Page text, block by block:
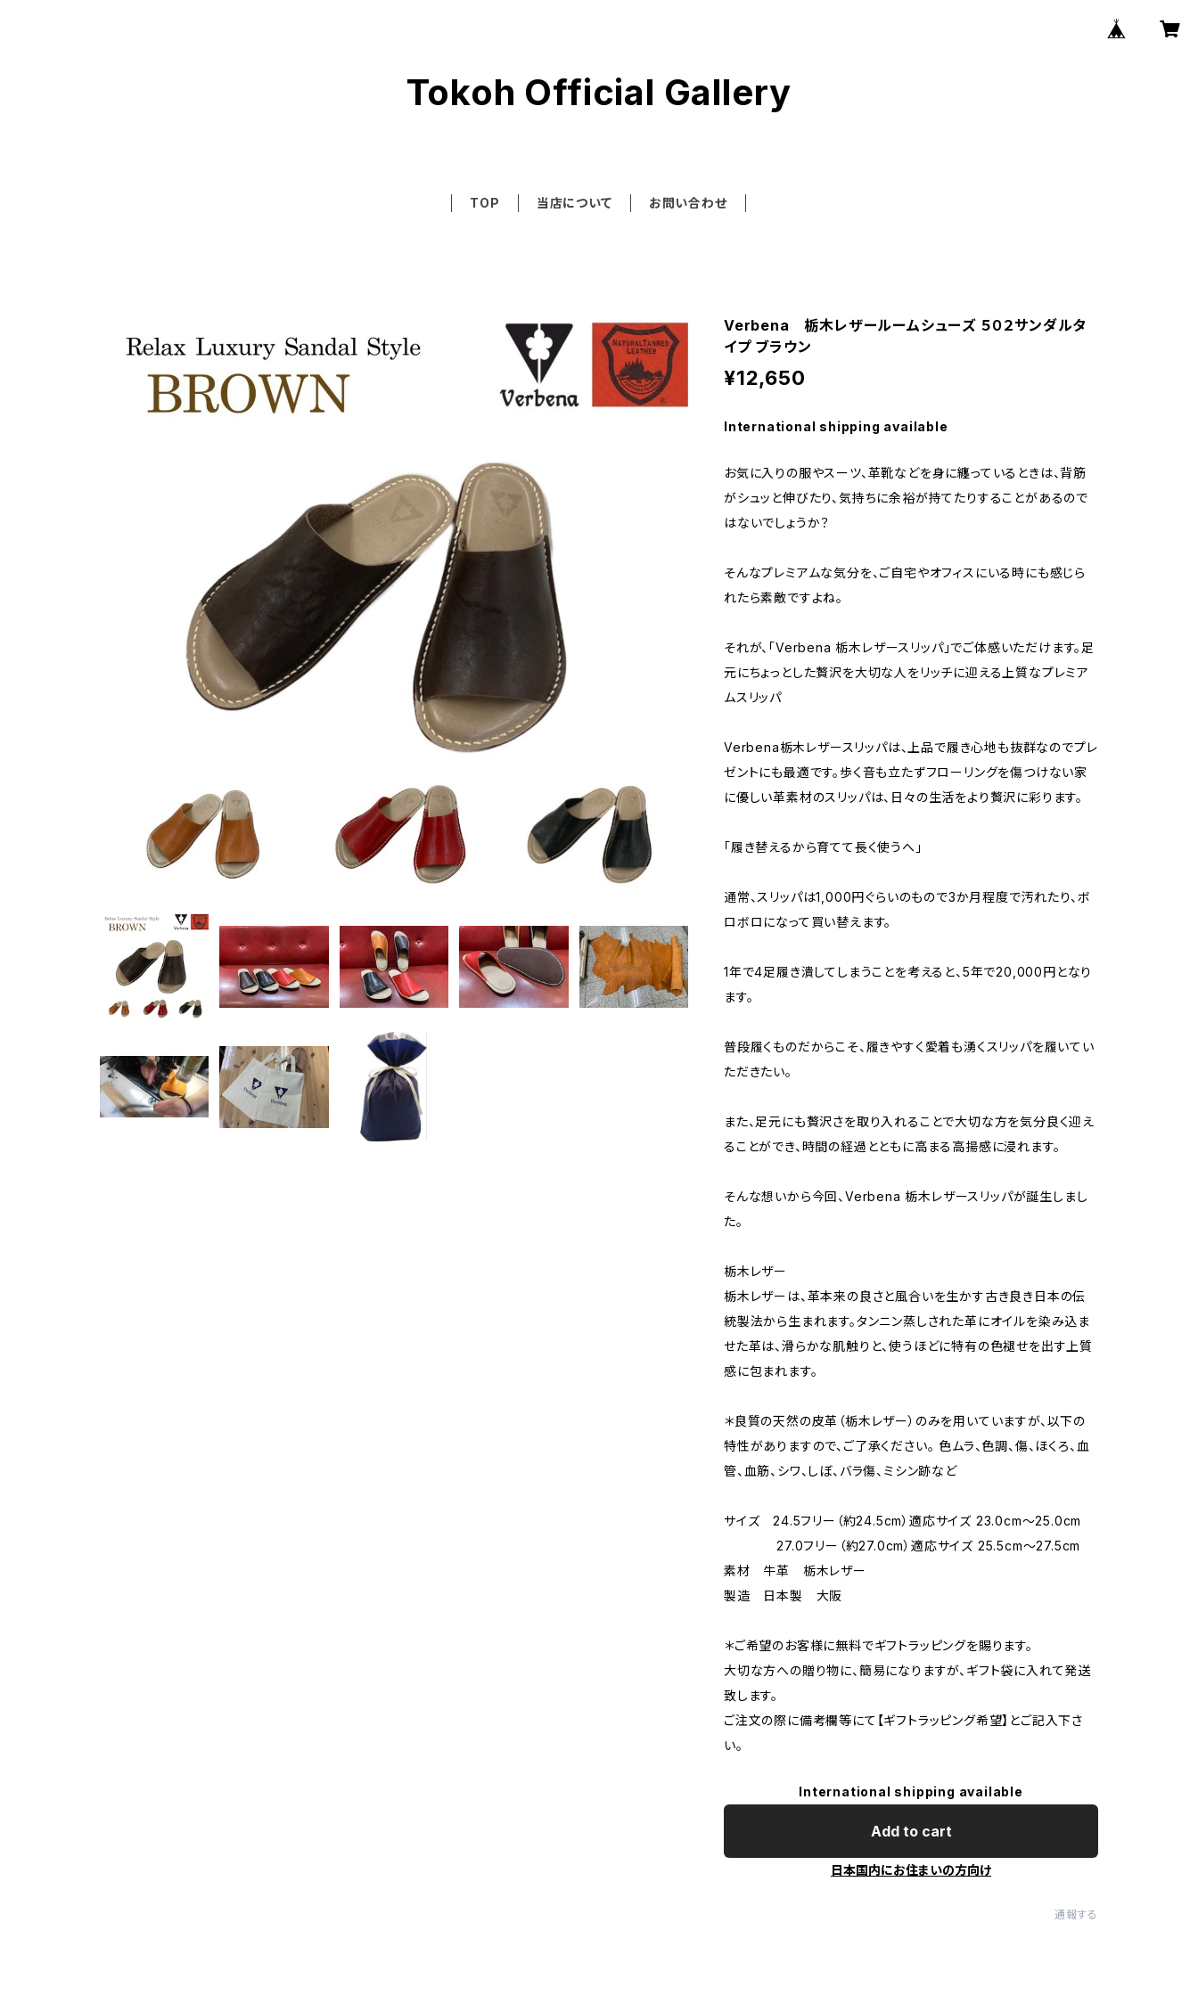
Tokoh Official Gallery
TOP 当店について お問い合わせ
Verbena 栃木レザールームシューズ ５０２サンダルタ
イプ ブラウン
¥12,650
International shipping available
お気に入りの服やスーツ、革靴などを身に纏っているときは、背筋
がシュッと伸びたり、気持ちに余裕が持てたりすることがあるので
はないでしょうか？
そんなプレミアムな気分を、ご自宅やオフィスにいる時にも感じら
れたら素敵ですよね。
それが、「Verbena 栃木レザースリッパ」でご体感いただけます。足
元にちょっとした贅沢を大切な人をリッチに迎える上質なプレミア
ムスリッパ
Verbena栃木レザースリッパは、上品で履き心地も抜群なのでプレ
ゼントにも最適です。歩く音も立たずフローリングを傷つけない家
に優しい革素材のスリッパは、日々の生活をより贅沢に彩ります。
「履き替えるから育てて長く使うへ」
通常、スリッパは1,000円ぐらいのもので3か月程度で汚れたり、ボ
ロボロになって買い替えます。
1年で4足履き潰してしまうことを考えると、5年で20,000円となり
ます。
普段履くものだからこそ、履きやすく愛着も湧くスリッパを履いてい
ただきたい。
また、足元にも贅沢さを取り入れることで大切な方を気分良く迎え
ることができ、時間の経過とともに高まる高揚感に浸れます。
そんな想いから今回、Verbena 栃木レザースリッパが誕生しまし
た。
栃木レザー
栃木レザーは、革本来の良さと風合いを生かす古き良き日本の伝
統製法から生まれます。タンニン蒸しされた革にオイルを染み込ま
せた革は、滑らかな肌触りと、使うほどに特有の色褪せを出す上質
感に包まれます。
＊良質の天然の皮革（栃木レザー）のみを用いていますが、以下の
特性がありますので、ご了承ください。 色ムラ、色調、傷、ほくろ、血
管、血筋、シワ、しぼ、バラ傷、ミシン跡など
サイズ 24.5フリー（約24.5cm）適応サイズ 23.0cm〜25.0cm
27.0フリー（約27.0cm）適応サイズ 25.5cm〜27.5cm
素材 牛革 栃木レザー
製造 日本製 大阪
＊ご希望のお客様に無料でギフトラッピングを賜ります。
大切な方への贈り物に、簡易になりますが、ギフト袋に入れて発送
致します。
ご注文の際に備考欄等にて【ギフトラッピング希望】とご記入下さ
い。
International shipping available
Add to cart
日本国内にお住まいの方向け
通報する